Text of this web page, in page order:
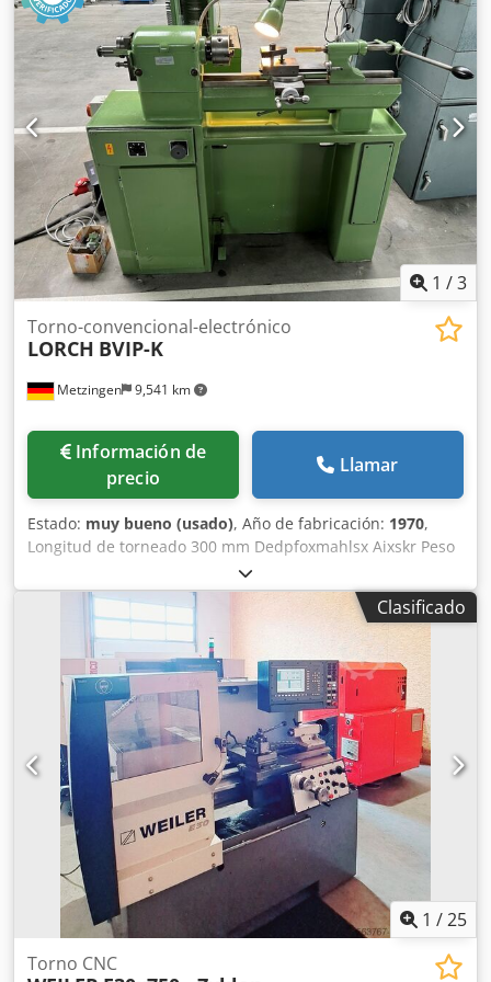
orificio del husillo: 78 mm. Velocidad máxima del husillo:
3500 rpm, potencia: 15 kW. Distancia entre centros: 625
mm. Djdpfxsznvizs Aixekr Diámetro máximo de torneado:
625 mm. Sistema de evacuación de virutas. Peso: 6000 kg.
1 /3
Metzingen 9,541 km
Torno-convencional-electrónico
LORCH BVIP-K
Información de
precio
Llamar
Estado: muy bueno (usado), Año de fabricación: 1970,
Longitud de torneado 300 mm Dedpfoxmahlsx Aixskr Peso
de la máquina aprox. 0,4 t ¡DESCRIPCIÓN SIGUE!
Clasificado
1 /25
Torno CNC